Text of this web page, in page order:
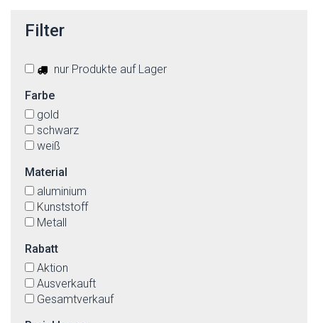
Filter
nur Produkte auf Lager
Farbe
gold
schwarz
weiß
Material
aluminium
Kunststoff
Metall
Rabatt
Aktion
Ausverkauft
Gesamtverkauf